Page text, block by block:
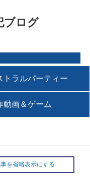
ブログ
トラルパーティー
動画＆ゲーム
を省略表示にする